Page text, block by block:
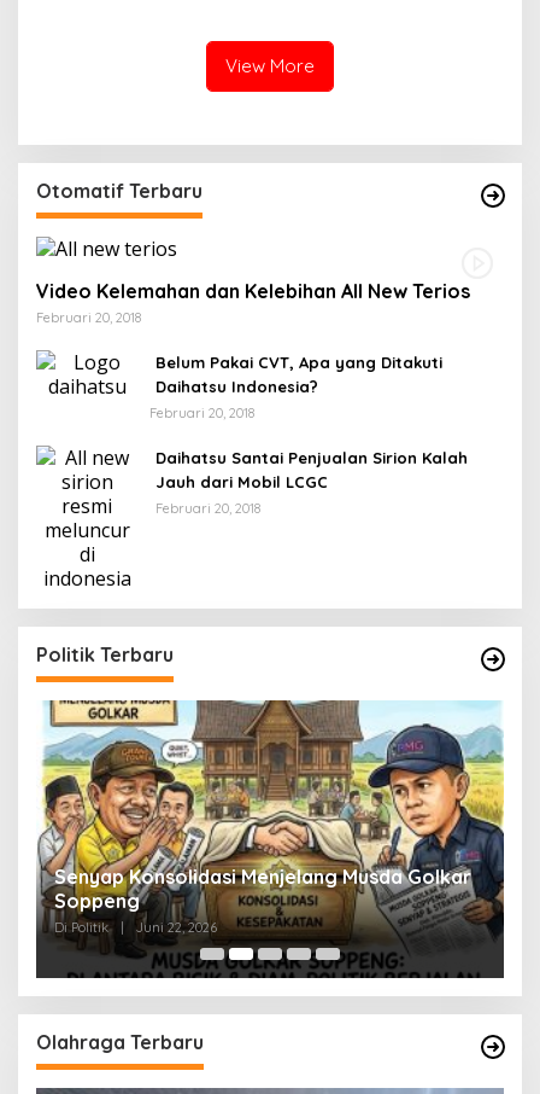
View More
Otomatif Terbaru
Video Kelemahan dan Kelebihan All New Terios
Februari 20, 2018
Belum Pakai CVT, Apa yang Ditakuti
Daihatsu Indonesia?
Februari 20, 2018
Daihatsu Santai Penjualan Sirion Kalah
Jauh dari Mobil LCGC
Februari 20, 2018
Politik Terbaru
Senyap Konsolidasi Menjelang Musda Golkar
Soppeng
Di Politik | Juni 22, 2026
Olahraga Terbaru